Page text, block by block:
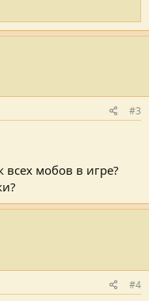
#3
всех мобов в игре?
#4